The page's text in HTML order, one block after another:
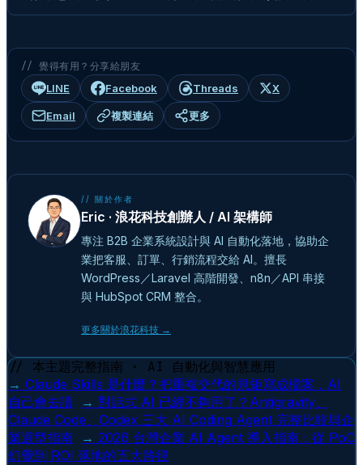
// 覺得有用？分享給朋友
LINE Facebook Threads X
Email 複製連結 更多
// 關於作者
Eric · 浪花科技創辦人 / AI 架構師
專注 B2B 企業系統設計與 AI 自動化落地，協助企
業把客服、訂單、行銷流程交給 AI。擅長
WordPress／Laravel 高階開發、n8n／API 串接
與 HubSpot CRM 整合。
更多關於浪花科技 →
// 本主題完整指南 · AI 自動化與智慧應用
→ Claude Skills 是什麼？把重複交代的規矩寫成檔案，AI
自己會去讀
→ 對話式 AI 已經不夠用了？Antigravity、
Claude Code、Codex 三大 AI Coding Agent 完整比較與企
業選型指南
→ 2026 台灣企業 AI Agent 導入指南：從 PoC
幻覺到 ROI 落地的五大路徑